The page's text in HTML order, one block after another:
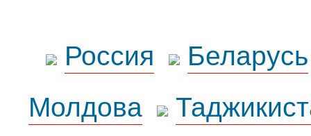
Россия
Беларусь
Молдова